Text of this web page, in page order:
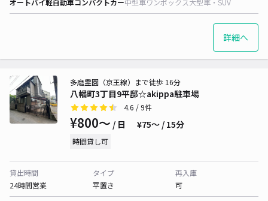
オートバイ軽自動車コンパクトカー中型車ワンボックス大型車・SUV
詳細へ
八幡町3丁目9平邸☆akippa駐車場
多磨霊園（京王線）まで徒歩 16分
4.6 / 9件
¥800〜 / 日 ¥75〜 / 15分
時間貸し可
貸出時間
24時間営業
タイプ
平置き
再入庫
可